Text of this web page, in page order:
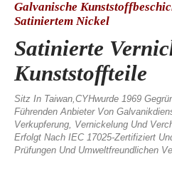
Galvanische
Satiniertem Nickel
Satinierte
Kunststoffteile
Sitz In Taiwan,CYHwurde 1969
Führenden Anbieter Von
Verkupferung, Vernickelung Und
Erfolgt Nach IEC 17025-Zertifiziert
Prüfungen Und Umweltfreundlichen